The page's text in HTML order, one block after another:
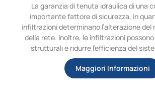
La garanzia di tenuta idraulica di una
importante fattore di sicurezza, in
infiltrazioni determinano l’alterazione del
della rete. Inoltre, le infiltrazioni
strutturali e ridurre l'efficienza del
Maggiori Informazioni